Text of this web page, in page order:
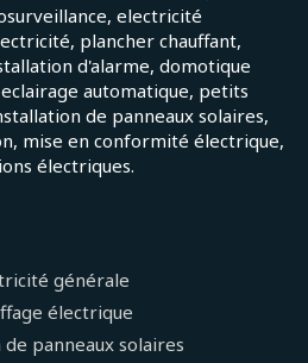
electricité
plancher chauffant,
d'alarme, domotique
automatique, petits
de panneaux solaires,
mise en conformité électrique,
électriques.
générale
électrique
panneaux solaires